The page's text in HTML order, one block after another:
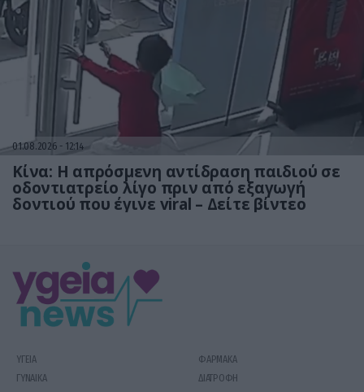
01.08.2026 12:14
Κίνα: Η απρόσμενη αντίδραση παιδιού σε
οδοντιατρείο λίγο πριν από εξαγωγή
δοντιού που έγινε viral – Δείτε βίντεο
ΥΓΕΙΑ
ΦΑΡΜΑΚΑ
ΓΥΝΑΙΚΑ
ΔΙΑΤΡΟΦΗ